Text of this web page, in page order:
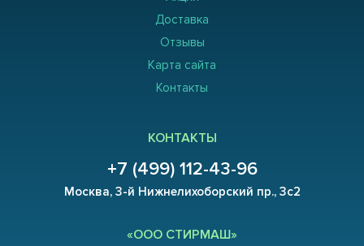
Доставка
Отзывы
Карта сайта
Контакты
КОНТАКТЫ
+7 (499) 112-43-96
Москва, 3-й Нижнелихоборский пр., 3с2
«ООО СТИРМАШ»